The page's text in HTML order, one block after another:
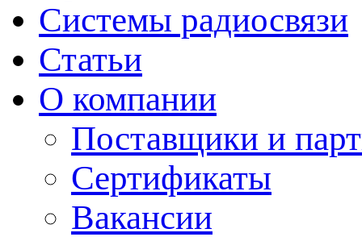
Системы радиосвязи
Статьи
О компании
Поставщики и
Cертификаты
Вакансии